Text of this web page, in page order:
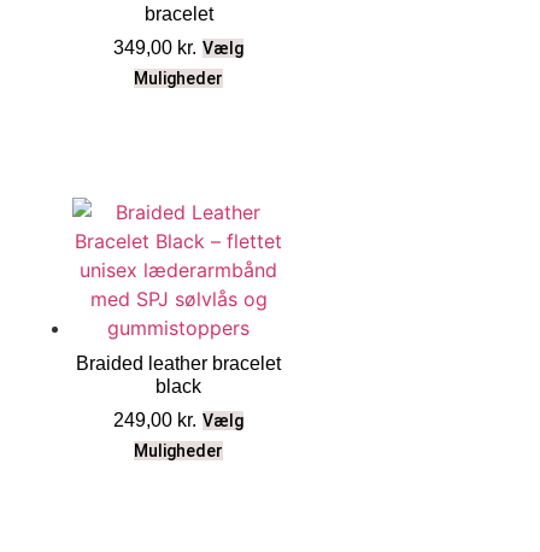
bracelet
349,00 kr. Vælg
Muligheder
Braided leather bracelet
black
249,00 kr. Vælg
Muligheder